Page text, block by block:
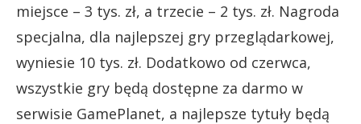
miejsce – 3 tys. zł, a trzecie – 2 tys. zł. Nagroda
specjalna, dla najlepszej gry przeglądarkowej,
wyniesie 10 tys. zł. Dodatkowo od czerwca,
wszystkie gry będą dostępne za darmo w
serwisie GamePlanet, a najlepsze tytuły będą